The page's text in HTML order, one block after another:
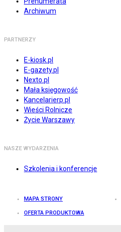
Archiwum
PARTNERZY
E-kiosk.pl
E-gazety.pl
Nexto.pl
Mała księgowość
Kancelarierp.pl
Wieści Rolnicze
Życie Warszawy
NASZE WYDARZENIA
Szkolenia i konferencje
MAPA STRONY
OFERTA PRODUKTOWA